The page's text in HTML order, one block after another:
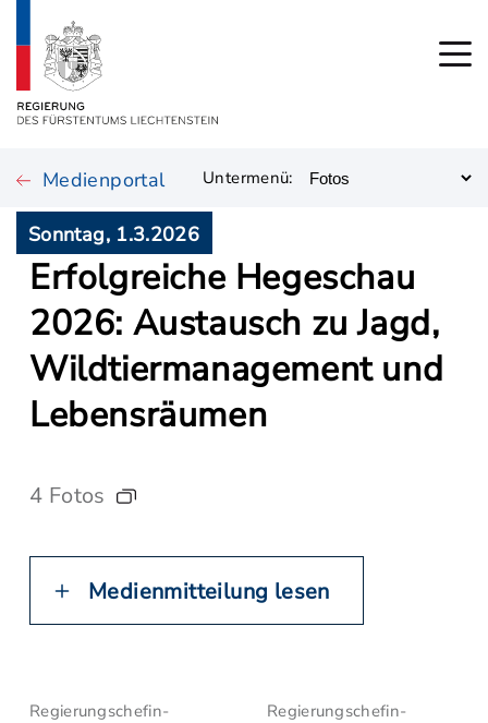
Medienportal Untermenü:
Sonntag, 1.3.2026
Erfolgreiche Hegeschau
2026: Austausch zu Jagd,
Wildtiermanagement und
Lebensräumen
4 Fotos
Medienmitteilung lesen
Regierungschefin-
Regierungschefin-